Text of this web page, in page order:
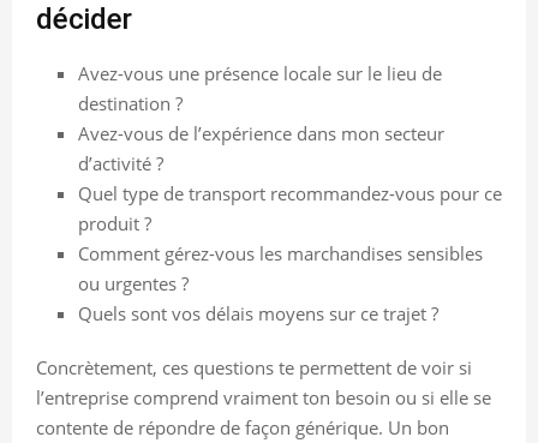
décider
Avez-vous une présence locale sur le lieu de
destination ?
Avez-vous de l’expérience dans mon secteur
d’activité ?
Quel type de transport recommandez-vous pour ce
produit ?
Comment gérez-vous les marchandises sensibles
ou urgentes ?
Quels sont vos délais moyens sur ce trajet ?
Concrètement, ces questions te permettent de voir si
l’entreprise comprend vraiment ton besoin ou si elle se
contente de répondre de façon générique. Un bon